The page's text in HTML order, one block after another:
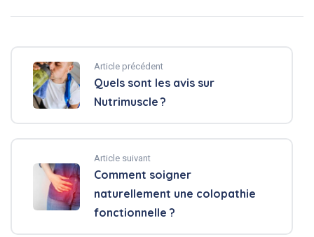
Article précédent
Quels sont les avis sur
Nutrimuscle ?
Article suivant
Comment soigner
naturellement une colopathie
fonctionnelle ?